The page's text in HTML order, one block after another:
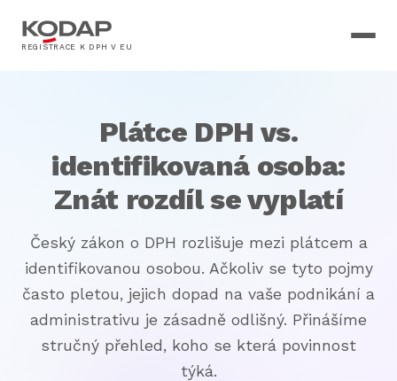
REGISTRACE K DPH V EU
Plátce DPH vs.
identifikovaná osoba:
Znát rozdíl se vyplatí
Český zákon o DPH rozlišuje mezi plátcem a
identifikovanou osobou. Ačkoliv se tyto pojmy
často pletou, jejich dopad na vaše podnikání a
administrativu je zásadně odlišný. Přinášíme
stručný přehled, koho se která povinnost
týká.